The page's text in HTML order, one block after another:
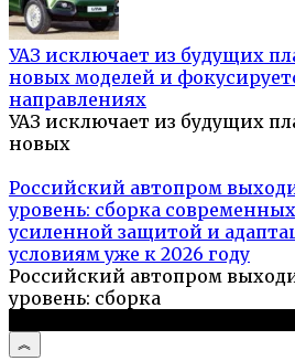
УАЗ исключает из будущих
новых моделей и
направлениях
УАЗ исключает из будущих
новых
Российский автопром
уровень: сборка
усиленной защитой и
условиям уже к 2026 году
Российский автопром
уровень: сборка